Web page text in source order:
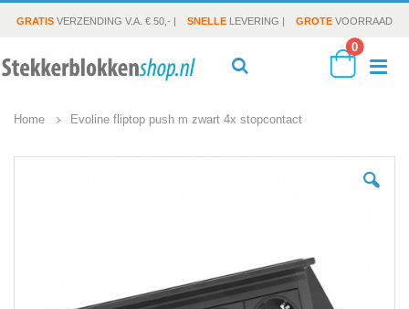
GRATIS VERZENDING V.A. € 50,- | SNELLE LEVERING | GROTE VOORRAAD
Cart
0
Home Evoline fliptop push m zwart 4x stopcontact